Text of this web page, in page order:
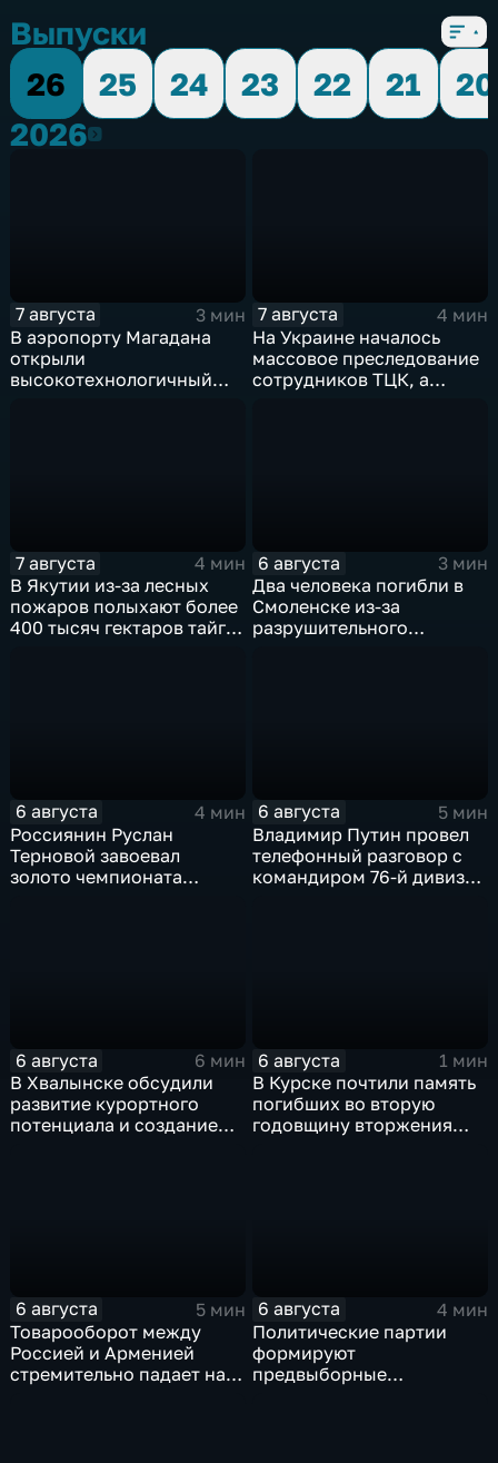
Выпуски
26
25 24 23 22 21
20
20262026
7 августа
3 мин
В аэропорту Магадана
открыли
высокотехнологичный
7 августа
4 мин
На Украине началось
массовое преследование
сотрудников ТЦК, а
7 августа
4 мин
В Якутии из-за лесных
пожаров полыхают более
400 тысяч гектаров тайги,
6 августа
3 мин
Два человека погибли в
Смоленске из-за
разрушительного
6 августа
4 мин
Россиянин Руслан
Терновой завоевал
золото чемпионата
6 августа
5 мин
Владимир Путин провел
телефонный разговор с
командиром 76-й дивизии
6 августа
6 мин
В Хвалынске обсудили
развитие курортного
потенциала и создание
6 августа
1 мин
В Курске почтили память
погибших во вторую
годовщину вторжения
6 августа
5 мин
Товарооборот между
Россией и Арменией
стремительно падает на
6 августа
4 мин
Политические партии
формируют
предвыборные